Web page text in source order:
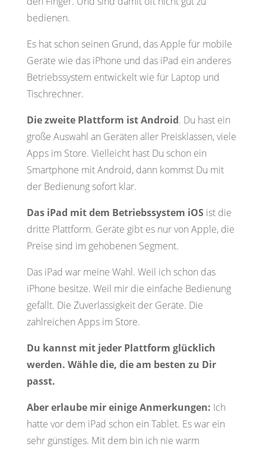
bedienen.
Es hat schon seinen Grund, das Apple für mobile
Geräte wie das iPhone und das iPad ein anderes
Betriebssystem entwickelt wie für Laptop und
Tischrechner.
Die zweite Plattform ist Android. Du hast ein
große Auswahl an Geräten aller Preisklassen, viele
Apps im Store. Vielleicht hast Du schon ein
Smartphone mit Android, dann kommst Du mit
der Bedienung sofort klar.
Das iPad mit dem Betriebssystem iOSist die
dritte Plattform. Geräte gibt es nur von Apple, die
Preise sind im gehobenen Segment.
Das iPad war meine Wahl. Weil ich schon das
iPhone besitze. Weil mir die einfache Bedienung
gefällt. Die Zuverlässigkeit der Geräte. Die
zahlreichen Apps im Store.
Du kannst mit jeder Plattform glücklich
werden. Wähle die, die am besten zu Dir
passt.
Aber erlaube mir einige Anmerkungen: Ich
hatte vor dem iPad schon ein Tablet. Es war ein
sehr günstiges. Mit dem bin ich nie warm